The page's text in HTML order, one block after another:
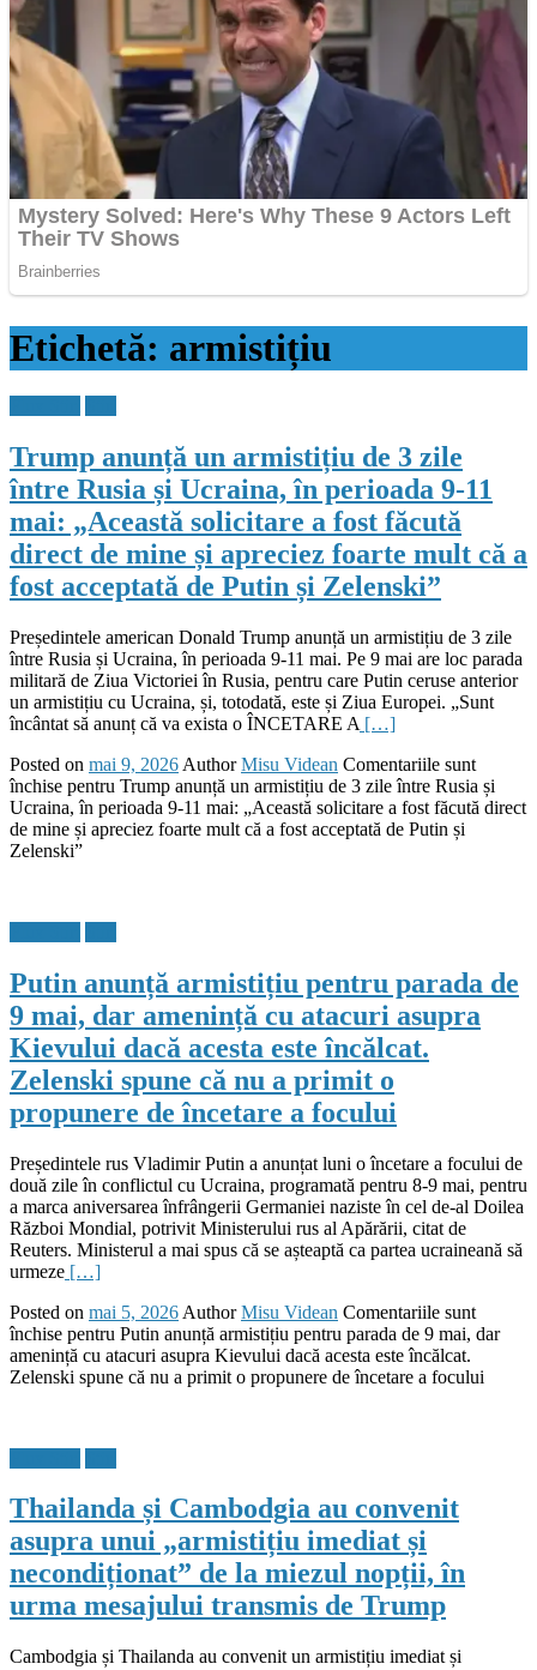
Etichetă: armistițiu
Trump anunță un armistițiu de 3 zile
între Rusia și Ucraina, în perioada 9-11
mai: „Această solicitare a fost făcută
direct de mine și apreciez foarte mult că a
fost acceptată de Putin și Zelenski”
Președintele american Donald Trump anunță un armistițiu de 3 zile
între Rusia și Ucraina, în perioada 9-11 mai. Pe 9 mai are loc parada
militară de Ziua Victoriei în Rusia, pentru care Putin ceruse anterior
un armistițiu cu Ucraina, și, totodată, este și Ziua Europei. „Sunt
încântat să anunț că va exista o ÎNCETARE A […]
Posted on mai 9, 2026 Author Misu Videan Comentariile sunt
închise pentru Trump anunță un armistițiu de 3 zile între Rusia și
Ucraina, în perioada 9-11 mai: „Această solicitare a fost făcută direct
de mine și apreciez foarte mult că a fost acceptată de Putin și
Zelenski”
Putin anunță armistițiu pentru parada de
9 mai, dar amenință cu atacuri asupra
Kievului dacă acesta este încălcat.
Zelenski spune că nu a primit o
propunere de încetare a focului
Președintele rus Vladimir Putin a anunțat luni o încetare a focului de
două zile în conflictul cu Ucraina, programată pentru 8-9 mai, pentru
a marca aniversarea înfrângerii Germaniei naziste în cel de-al Doilea
Război Mondial, potrivit Ministerului rus al Apărării, citat de
Reuters. Ministerul a mai spus că se așteaptă ca partea ucraineană să
urmeze […]
Posted on mai 5, 2026 Author Misu Videan Comentariile sunt
închise pentru Putin anunță armistițiu pentru parada de 9 mai, dar
amenință cu atacuri asupra Kievului dacă acesta este încălcat.
Zelenski spune că nu a primit o propunere de încetare a focului
Thailanda și Cambodgia au convenit
asupra unui „armistițiu imediat și
necondiționat” de la miezul nopții, în
urma mesajului transmis de Trump
Cambodgia și Thailanda au convenit un armistițiu imediat și